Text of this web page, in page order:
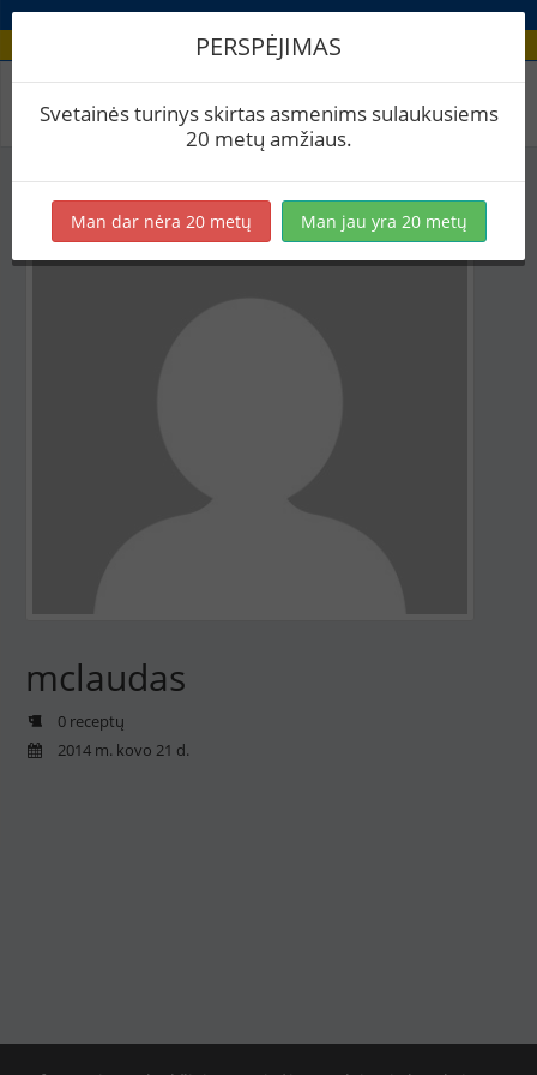
Aludario paskyra
mclaudas
0 receptų
2014 m. kovo 21 d.
PERSPĖJIMAS
Svetainės turinys skirtas asmenims sulaukusiems
20 metų amžiaus.
Man dar nėra 20 metų Man jau yra 20 metų